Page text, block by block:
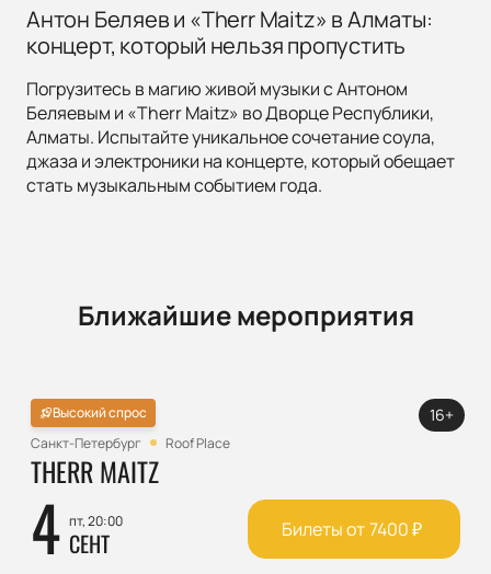
Антон Беляев и «Therr Maitz» в Алматы:
концерт, который нельзя пропустить
Погрузитесь в магию живой музыки с Антоном
Беляевым и «Therr Maitz» во Дворце Республики,
Алматы. Испытайте уникальное сочетание соула,
джаза и электроники на концерте, который обещает
стать музыкальным событием года.
Ближайшие мероприятия
Высокий спрос
Санкт-Петербург
Roof Place
THERR MAITZ
4 пт, 20:00
СЕНТ
16+
Билеты от7400₽